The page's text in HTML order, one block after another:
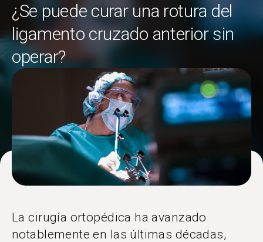
¿Se puede curar una rotura del
ligamento cruzado anterior sin
operar?
La cirugía ortopédica ha avanzado
notablemente en las últimas décadas,